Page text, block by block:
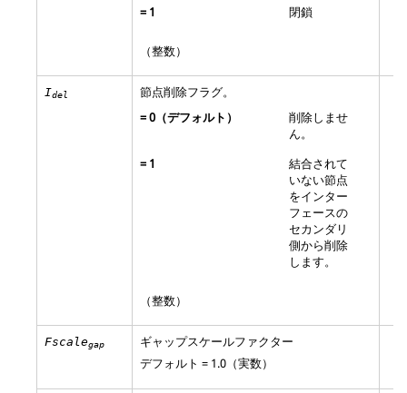
= 1 閉鎖
（整数）
Idel
節点削除フラグ。
=0 （デフォルト）
削除しませ
ん。
= 1
結合されて
いない節点
をインター
フェースの
セカンダリ
側から削除
します。
（整数）
Fscalegap
ギャップスケールファクター
デフォルト = 1.0（実数）